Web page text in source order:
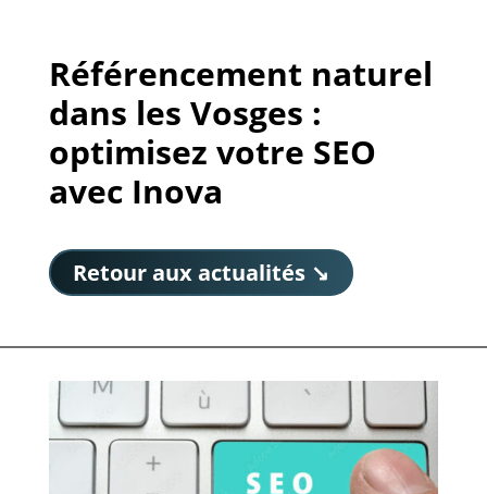
Référencement naturel
dans les Vosges :
optimisez votre SEO
avec Inova
Retour aux actualités ↘